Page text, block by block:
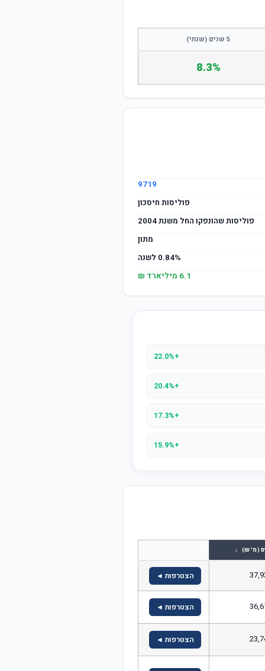
5 שנים (שנתי)
8.3%
9719
פוליסות חיסכון
פוליסות שהונפקו החל משנת 2004
מתון
0.84% לשנה
6.1 מיליארד ₪
+22.0%
+20.4%
+17.3%
+15.9%
(מ' ₪) ↓
הצטרפות ◄
הצטרפות ◄
הצטרפות ◄